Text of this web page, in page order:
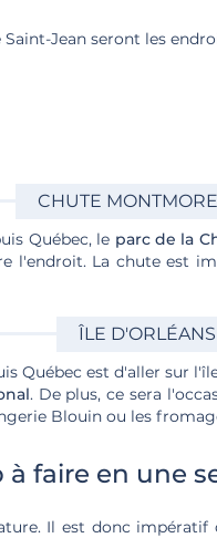
Saint-Jean seront les
CHUTE
Québec, le parc de la
l'endroit. La chute est
ÎLE D'ORLÉANS
Québec est d'aller sur
. De plus, ce sera
Blouin ou les
faire en une
Il est donc impératif